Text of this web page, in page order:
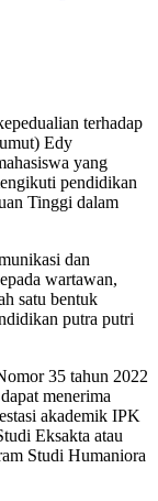
terhadap
Edy
yang
pendidikan
Tinggi dalam
dan
wartawan,
satu bentuk
putra putri
35 tahun 2022
menerima
akademik IPK
Eksakta atau
Studi Humaniora